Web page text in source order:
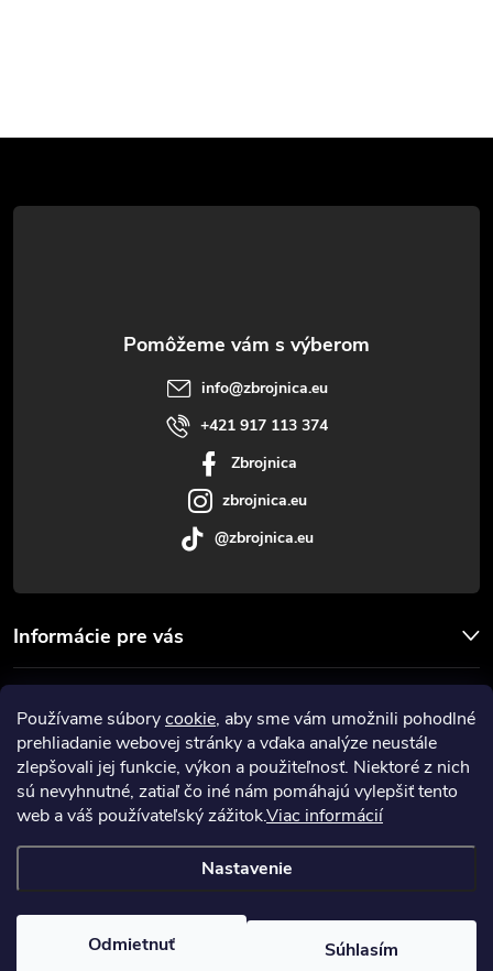
Používame súborycookie, aby sme vám umožnili pohodlné
prehliadanie webovej stránky a vďaka analýze neustále
zlepšovali jej funkcie, výkon a použiteľnosť. Niektoré z nich
sú nevyhnutné, zatiaľ čo iné nám pomáhajú vylepšiť tento
web a váš používateľský zážitok.Viac informácií
Nastavenie
Odmietnuť Súhlasím
á
Informácie pre vás
Prijímame online platby
info@zbrojnica.eu
+421 917 113 374
Zbrojnica
zbrojnica.eu
@zbrojnica.eu
cookies